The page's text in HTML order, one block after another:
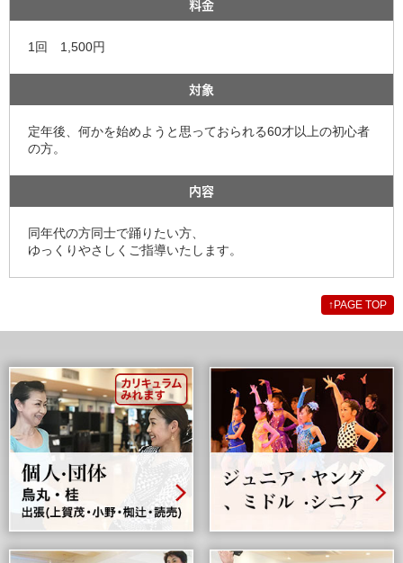
料金
1回 1,500円
対象
定年後、何かを始めようと思っておられる60才以上の初心者
の方。
内容
同年代の方同士で踊りたい方、
ゆっくりやさしくご指導いたします。
↑ PAGE TOP